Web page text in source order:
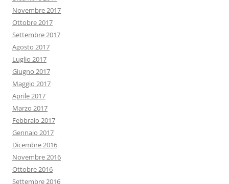
Novembre 2017
Ottobre 2017
Settembre 2017
Agosto 2017
Luglio 2017
Giugno 2017
Maggio 2017
Aprile 2017
Marzo 2017
Febbraio 2017
Gennaio 2017
Dicembre 2016
Novembre 2016
Ottobre 2016
Settembre 2016